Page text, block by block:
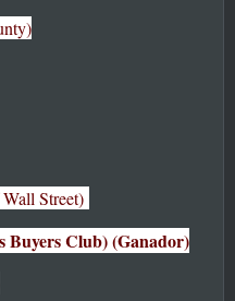
Street)
Buyers Club) (Ganador)